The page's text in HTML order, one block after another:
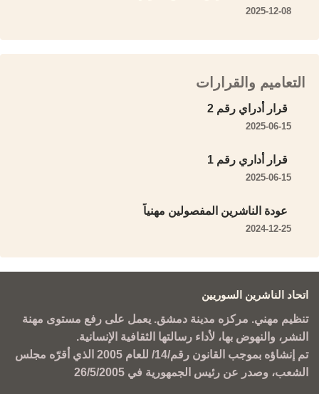
2025-12-08
التعاميم والقرارات
قرار أدراي رقم 2
2025-06-15
قرار أداري رقم 1
2025-06-15
عودة الناشرين المفصولين مهنياً
2024-12-25
اتحاد الناشرين السوريين
تنظيم مهني. مركزه مدينة دمشق. يعمل على رفع مستوى مهنة
النشر، والنهوض بها، لأداء رسالتها الثقافية الإنسانية.
تم إنشاؤه بموجب القانون رقم/14/ للعام 2005 الذي أقرّه مجلس
الشعب، وصدر عن رئيس الجمهورية في 26/5/2005